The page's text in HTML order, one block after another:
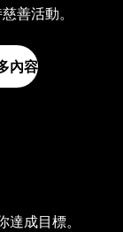
善活動。
內容
成目標。